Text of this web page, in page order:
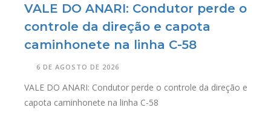
VALE DO ANARI: Condutor perde o
controle da direção e capota
caminhonete na linha C-58
6 DE AGOSTO DE 2026
VALE DO ANARI: Condutor perde o controle da direção e
capota caminhonete na linha C-58